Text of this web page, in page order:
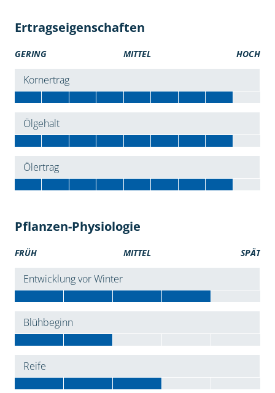
Ertragseigenschaften
GERING MITTEL HOCH
Kornertrag
Ölgehalt
Ölertrag
Pflanzen-Physiologie
FRÜH MITTEL SPÄT
Entwicklung vor Winter
Blühbeginn
Reife